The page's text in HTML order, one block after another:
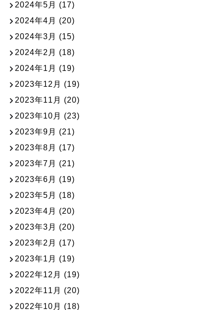
2024年5月 (17)
2024年4月 (20)
2024年3月 (15)
2024年2月 (18)
2024年1月 (19)
2023年12月 (19)
2023年11月 (20)
2023年10月 (23)
2023年9月 (21)
2023年8月 (17)
2023年7月 (21)
2023年6月 (19)
2023年5月 (18)
2023年4月 (20)
2023年3月 (20)
2023年2月 (17)
2023年1月 (19)
2022年12月 (19)
2022年11月 (20)
2022年10月 (18)